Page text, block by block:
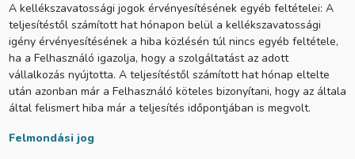
A kellékszavatossági jogok érvényesítésének egyéb feltételei: A
teljesítéstől számított hat hónapon belül a kellékszavatossági
igény érvényesítésének a hiba közlésén túl nincs egyéb feltétele,
ha a Felhasználó igazolja, hogy a szolgáltatást az adott
vállalkozás nyújtotta. A teljesítéstől számított hat hónap eltelte
után azonban már a Felhasználó köteles bizonyítani, hogy az általa
által felismert hiba már a teljesítés időpontjában is megvolt.
Felmondási jog